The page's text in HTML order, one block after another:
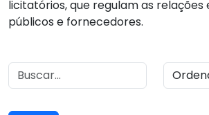
licitatórios, que regulam as relações
públicos e fornecedores.